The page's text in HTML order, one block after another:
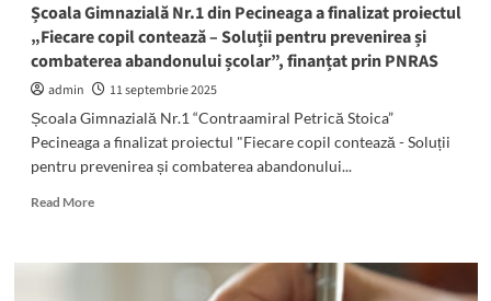
a
examenului
de
Evaluare
pentru
clasa
a
a”
Școala Gimnazială Nr.1 din Pecineaga a finalizat proiectul
„Fiecare copil contează – Soluții pentru prevenirea și
combaterea abandonului școlar”, finanțat prin PNRAS
admin
11 septembrie 2025
Școala Gimnazială Nr.1 “Contraamiral Petrică Stoica”
Pecineaga a finalizat proiectul "Fiecare copil contează - Soluții
pentru prevenirea și combaterea abandonului...
Read MoreRead
Școala